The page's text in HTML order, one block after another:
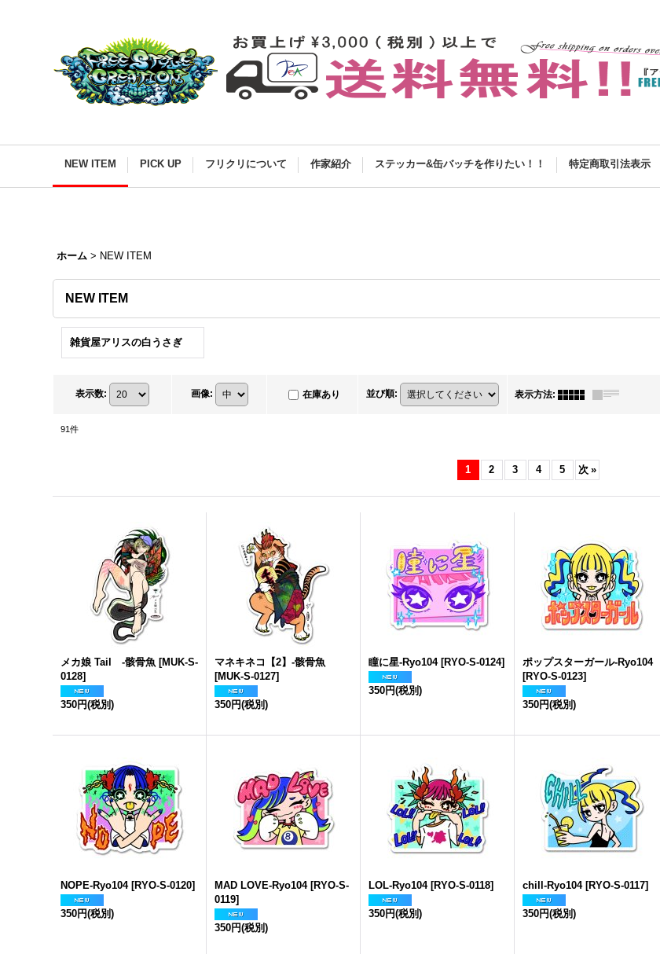
NEW ITEM PICK UP フリクリについて 作家紹介 ステッカー&缶バッチを作りたい！！ 特定商取引法表示
ホーム > NEW ITEM
NEW ITEM
雑貨屋アリスの白うさぎ
表示数: 画像: 在庫あり 並び順: 表示方法:
91件
1 2 3 4 5 次 »
メカ娘 Tail -骸骨魚 [MUK-S-
0128]
350円(税別)
マネキネコ【2】-骸骨魚
[MUK-S-0127]
350円(税別)
瞳に星-Ryo104 [RYO-S-0124]
350円(税別)
ポップスターガール-Ryo104
[RYO-S-0123]
350円(税別)
NOPE-Ryo104 [RYO-S-0120]
350円(税別)
MAD LOVE-Ryo104 [RYO-S-
0119]
350円(税別)
LOL-Ryo104 [RYO-S-0118]
350円(税別)
chill-Ryo104 [RYO-S-0117]
350円(税別)